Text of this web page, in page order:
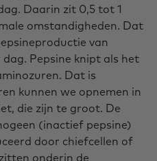
Daarin zit 0,5 tot 1
omstandigheden. Dat
van
Pepsine knipt als het
Dat is
kunnen we opnemen in
die zijn te groot. De
(inactief pepsine)
door chiefcellen of
onderin de